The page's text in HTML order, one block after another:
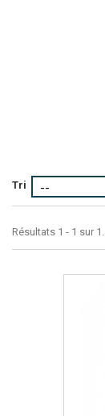
Tri
Résultats 1 - 1 sur 1.